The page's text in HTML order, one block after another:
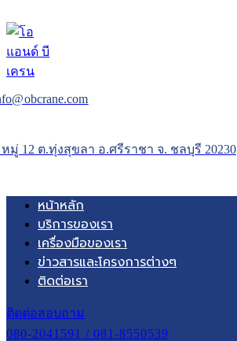
หมู่ 12 ต.ทุ่งสุขลา อ.ศรีราชา จ. ชลบุรี 20230
หน้าหลัก
บริการของเรา
เครื่องมือของเรา
ข่าวสารและโครงการต่างๆ
ติดต่อเรา
ติดต่อสอบถาม
080-2041591 / 081-8550539